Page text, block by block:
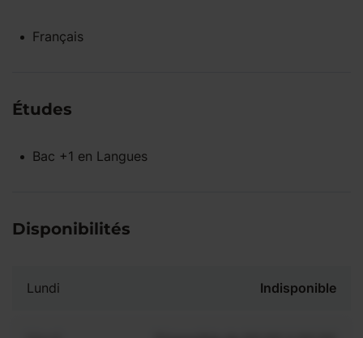
Français
Études
Bac +1 en Langues
Disponibilités
Lundi Indisponible